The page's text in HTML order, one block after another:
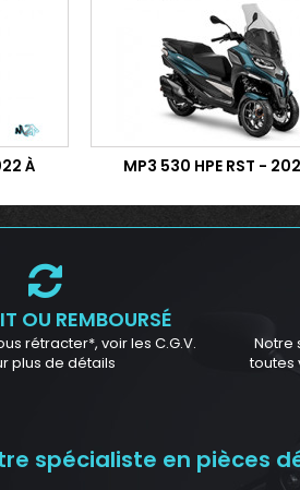
À MP3 530 HPE RST -
OU REMBOURSÉ
rétracter*, voir les C.G.V.
plus de détails
Notre
toutes
spécialiste en pièces